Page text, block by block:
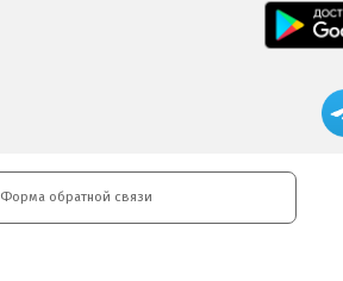
Форма обратной связи